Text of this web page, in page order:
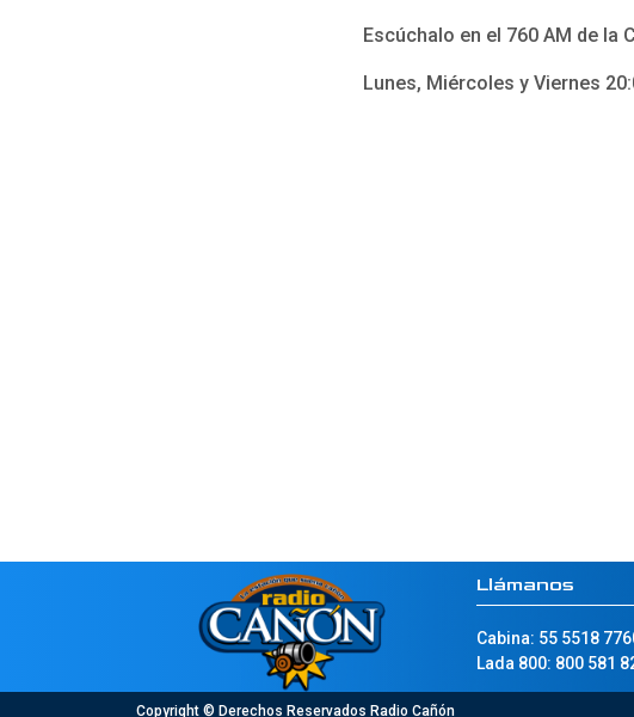
Escúchalo en el 760 AM de la
Lunes, Miércoles y Viernes
Llámanos
Cabina: 55 5518
Lada 800: 800 581
Copyright © Derechos Reservados Radio Cañón